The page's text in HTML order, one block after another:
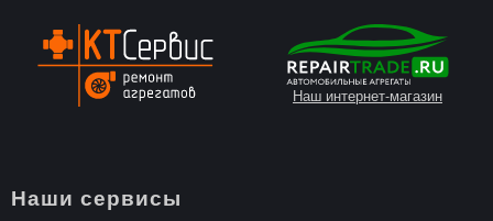
Наш интернет-магазин
Наши сервисы